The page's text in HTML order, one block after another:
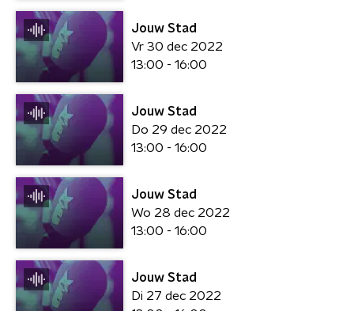
Jouw Stad
Vr 30 dec 2022
13:00 - 16:00
Jouw Stad
Do 29 dec 2022
13:00 - 16:00
Jouw Stad
Wo 28 dec 2022
13:00 - 16:00
Jouw Stad
Di 27 dec 2022